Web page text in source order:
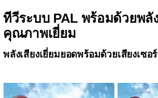
ทีวีระบบ PAL พร้อมด้วยพลั
คุณภาพเยี่ยม
พลังเสียงเยี่ยมยอดพร้อมด้วยเสียงเซอ